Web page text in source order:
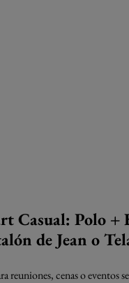
Casual: Polo +
de Jean o
reuniones, cenas o eventos